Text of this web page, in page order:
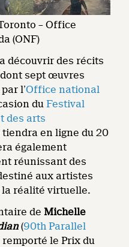
– Office
(ONF)
découvrir des récits
sept œuvres
l’Office national
du Festival
des arts
tiendra en ligne du 20
également
réunissant des
aux artistes
réalité virtuelle.
de Michelle
(90th Parallel
remporté le Prix du